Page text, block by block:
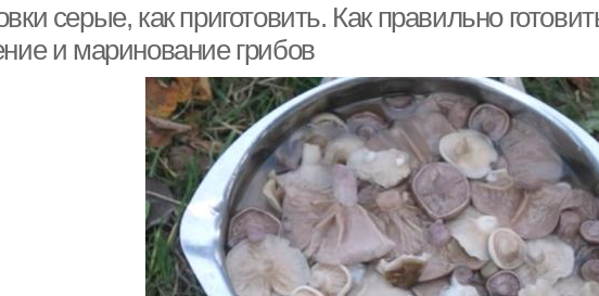
серые, как приготовить. Как правильно
и маринование грибов